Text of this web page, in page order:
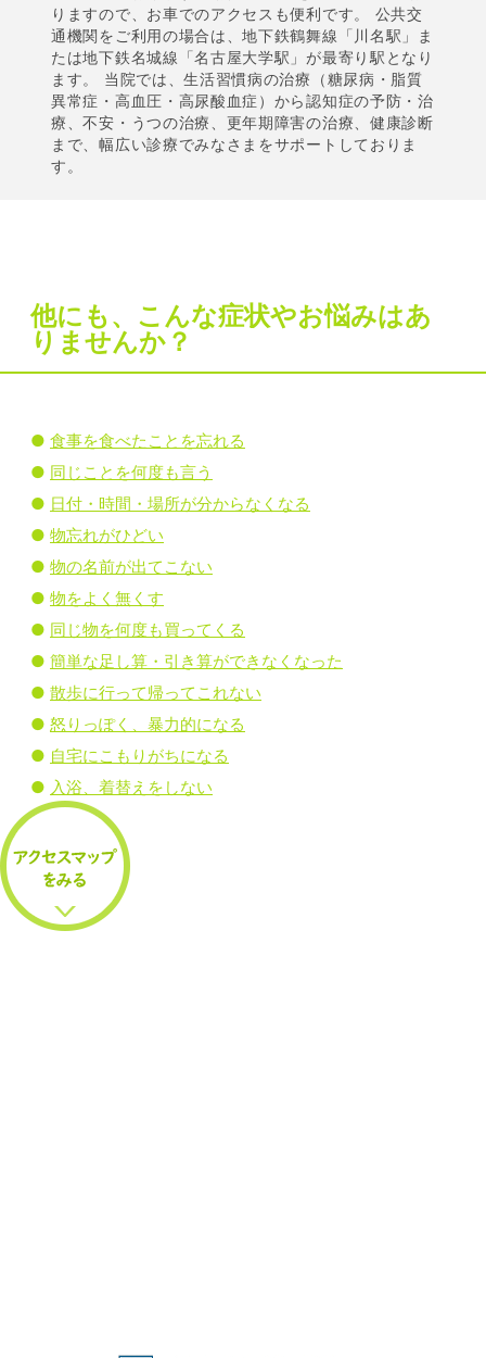
りますので、お車でのアクセスも便利です。 公共交
通機関をご利用の場合は、地下鉄鶴舞線「川名駅」ま
たは地下鉄名城線「名古屋大学駅」が最寄り駅となり
ます。 当院では、生活習慣病の治療（糖尿病・脂質
異常症・高血圧・高尿酸血症）から認知症の予防・治
療、不安・うつの治療、更年期障害の治療、健康診断
まで、幅広い診療でみなさまをサポートしておりま
す。
他にも、こんな症状やお悩みはあ
りませんか？
食事を食べたことを忘れる
同じことを何度も言う
日付・時間・場所が分からなくなる
物忘れがひどい
物の名前が出てこない
物をよく無くす
同じ物を何度も買ってくる
簡単な足し算・引き算ができなくなった
散歩に行って帰ってこれない
怒りっぽく、暴力的になる
自宅にこもりがちになる
入浴、着替えをしない